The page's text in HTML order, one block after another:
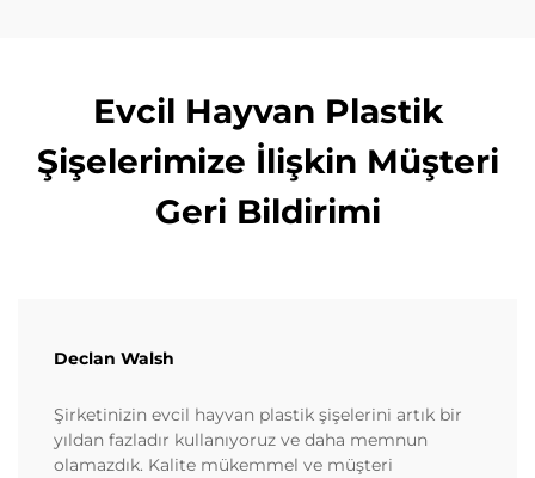
Evcil Hayvan Plastik
Şişelerimize İlişkin Müşteri
Geri Bildirimi
Declan Walsh
Şirketinizin evcil hayvan plastik şişelerini artık bir
yıldan fazladır kullanıyoruz ve daha memnun
olamazdık. Kalite mükemmel ve müşteri